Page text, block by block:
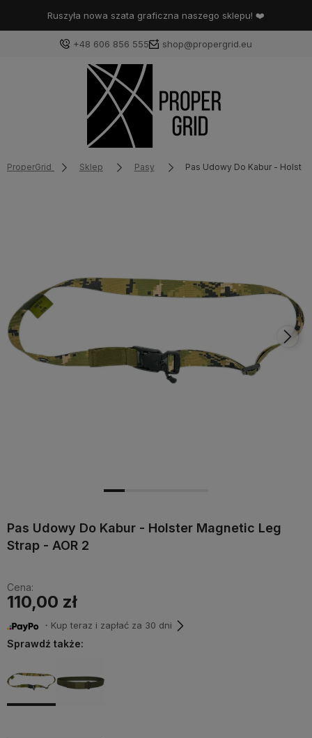
Ruszyła nowa szata graficzna naszego sklepu! ❤️
+48 606 856 555 shop@propergrid.eu
ProperGrid Sklep Pasy Pas Udowy Do Kabur -
Pas Udowy Do Kabur - Holster Magnetic Leg
Strap - AOR 2
Cena:
110,00 zł
・Kup teraz i zapłać za 30 dni
Sprawdź także: